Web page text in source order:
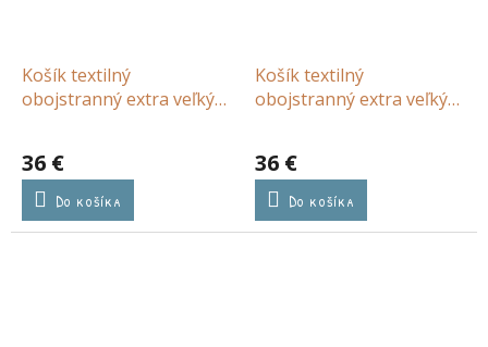
Košík textilný
obojstranný extra veľký
36 €
Do košíka
Košík textilný
obojstranný extra veľký
36 €
Do košíka